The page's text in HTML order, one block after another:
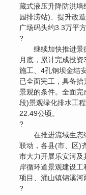
藏式液压升降防洪
园排涝站)、提升改
广场码头约3.3万平方
?
继续加快推进景
月底，累计完成投
施工、4孔钢坝金结
已全面完工，具备
景观的条件。全面
段)景观绿化排水工
22.49公顷。
?
在推进流域生态
联动，各县(市、区)
市大力开展乐安河
岸循环道景观建设
项目、涌山镇锦溪河
?